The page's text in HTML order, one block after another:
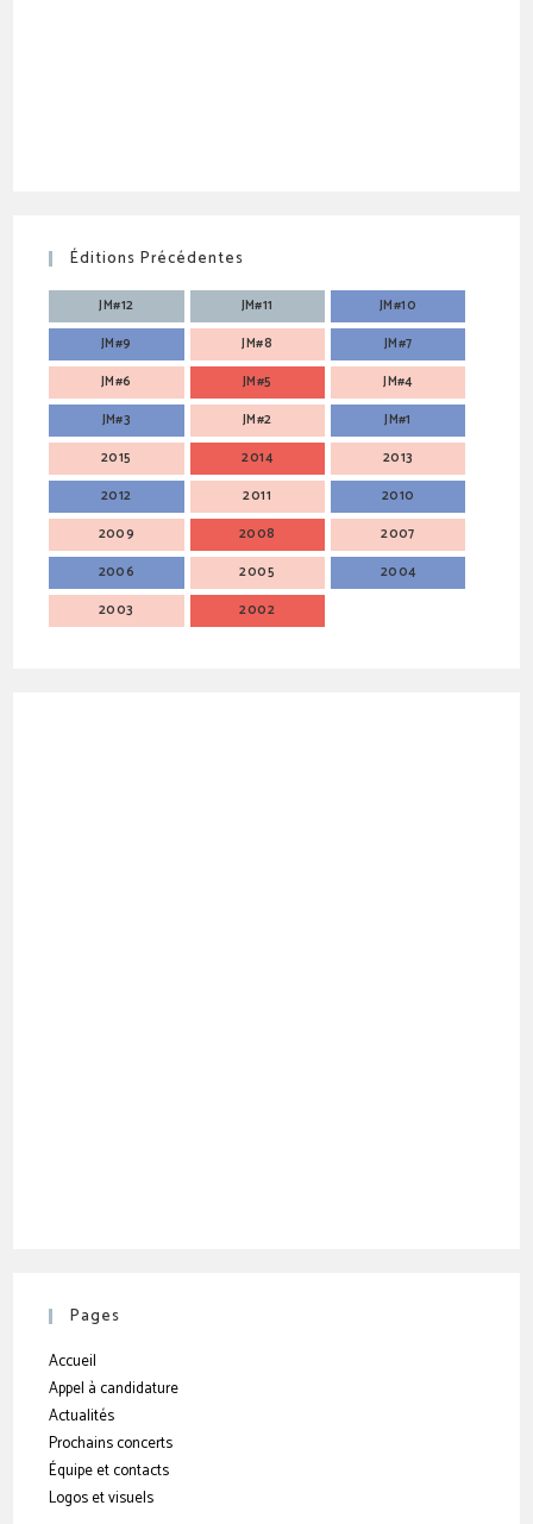
Éditions Précédentes
JM#12 JM#11
JM#10
JM#9
JM#8
JM#7
JM#6
JM#5
JM#4
JM#3
JM#2
JM#1
2015
2014
2013
2012
2011
2010
2009
2008
2007
2006
2005
2004
2003
2002
Pages
Accueil
Appel à candidature
Actualités
Prochains concerts
Équipe et contacts
Logos et visuels